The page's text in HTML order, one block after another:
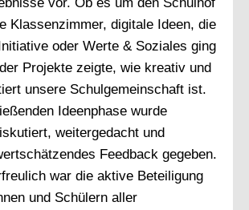
Klassenzimmer, digitale Ideen, die
oder Werte & Soziales ging
Projekte zeigte, wie kreativ und
unsere Schulgemeinschaft ist.
Ideenphase wurde
weitergedacht und
Feedback gegeben.
war die aktive Beteiligung
und Schülern aller